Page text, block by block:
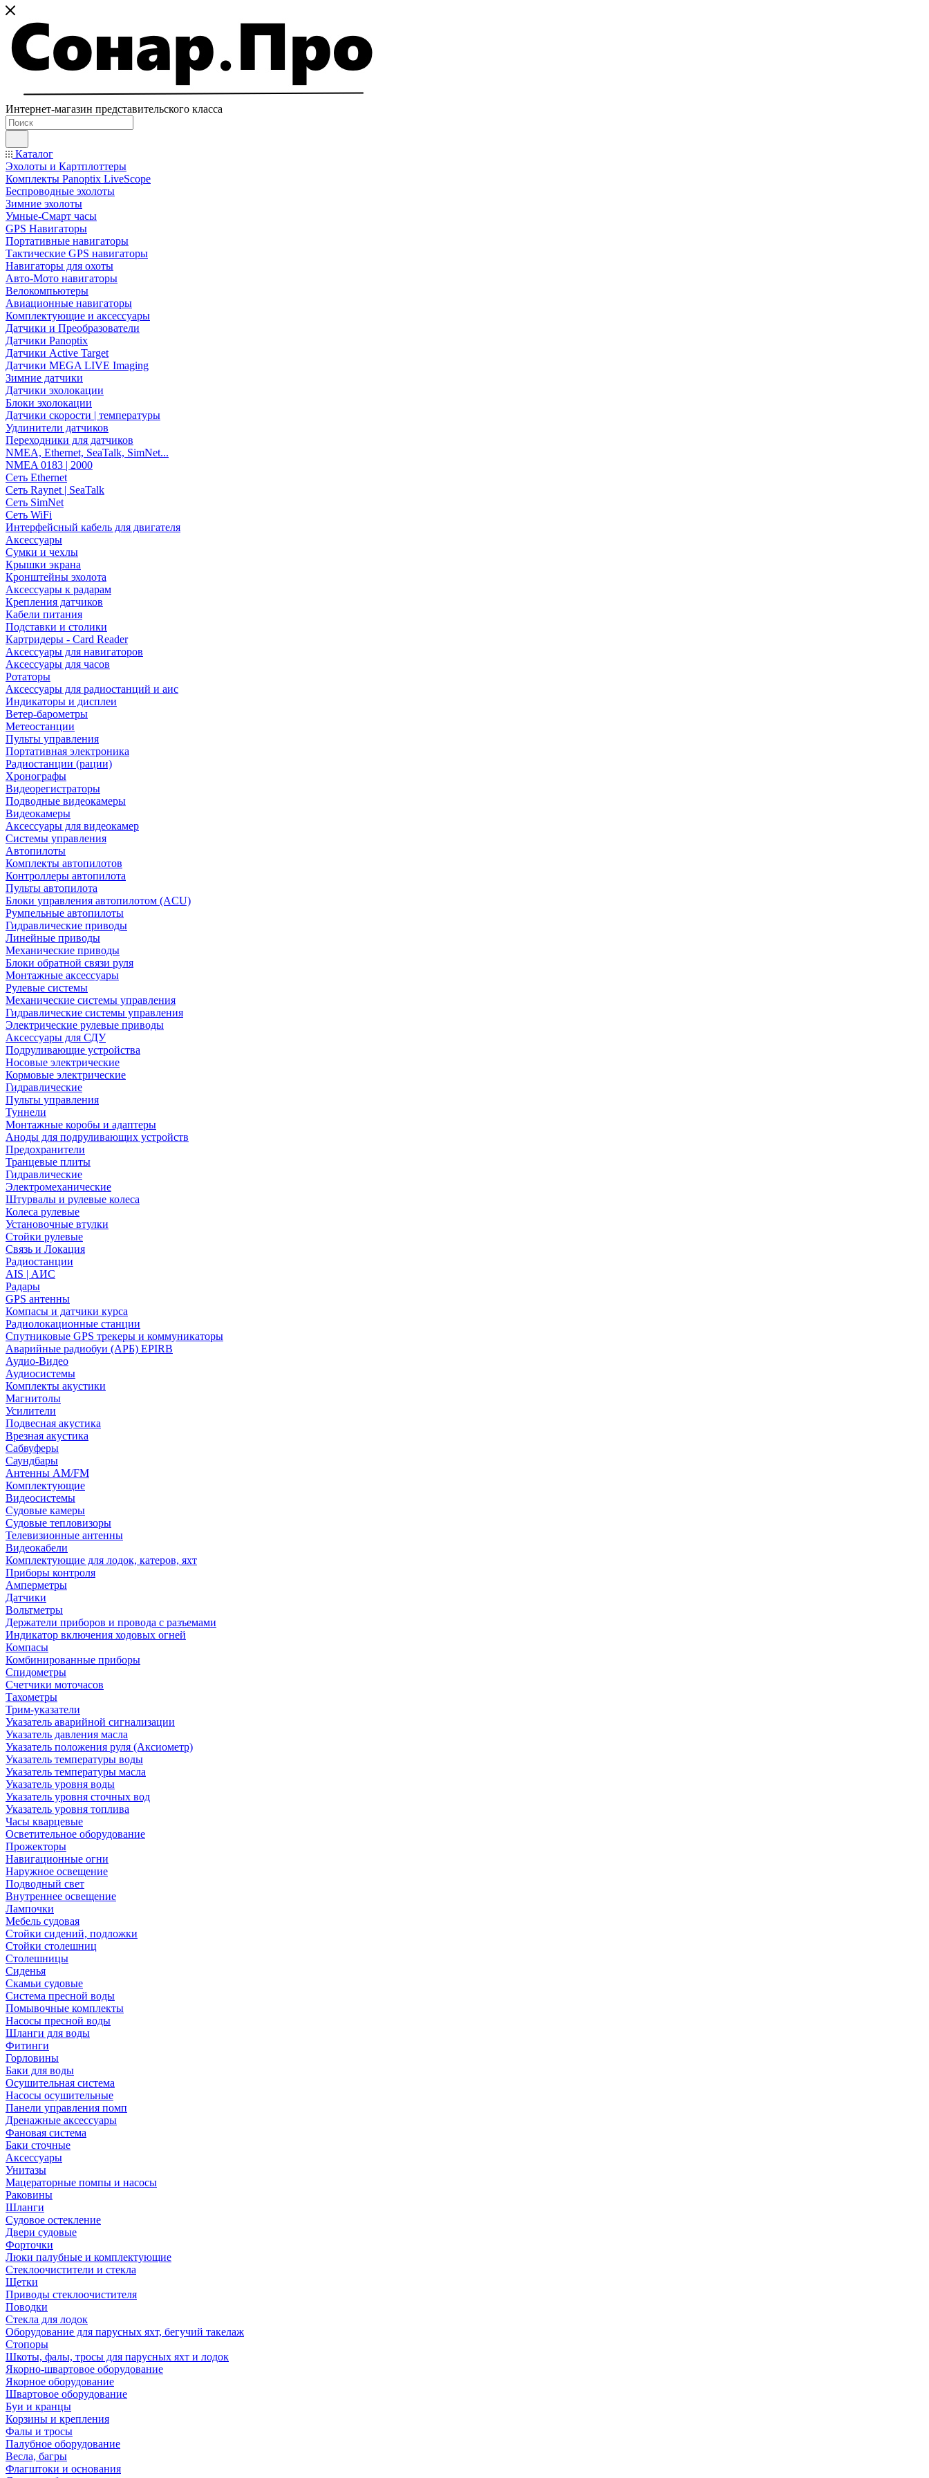
Интернет-магазин представительского класса
Каталог
Эхолоты и Картплоттеры
Комплекты Panoptix LiveScope
Беспроводные эхолоты
Зимние эхолоты
Умные-Смарт часы
GPS Навигаторы
Портативные навигаторы
Тактические GPS навигаторы
Навигаторы для охоты
Авто-Мото навигаторы
Велокомпьютеры
Авиационные навигаторы
Комплектующие и аксессуары
Датчики и Преобразователи
Датчики Panoptix
Датчики Active Target
Датчики MEGA LIVE Imaging
Зимние датчики
Датчики эхолокации
Блоки эхолокации
Датчики скорости | температуры
Удлинители датчиков
Переходники для датчиков
NMEA, Ethernet, SeaTalk, SimNet...
NMEA 0183 | 2000
Сеть Ethernet
Сеть Raynet | SeaTalk
Сеть SimNet
Сеть WiFi
Интерфейсный кабель для двигателя
Аксессуары
Сумки и чехлы
Крышки экрана
Кронштейны эхолота
Аксессуары к радарам
Крепления датчиков
Кабели питания
Подставки и столики
Картридеры - Card Reader
Аксессуары для навигаторов
Аксессуары для часов
Ротаторы
Аксессуары для радиостанций и аис
Индикаторы и дисплеи
Ветер-барометры
Метеостанции
Пульты управления
Портативная электроника
Радиостанции (рации)
Хронографы
Видеорегистраторы
Подводные видеокамеры
Видеокамеры
Аксессуары для видеокамер
Системы управления
Автопилоты
Комплекты автопилотов
Контроллеры автопилота
Пульты автопилота
Блоки управления автопилотом (ACU)
Румпельные автопилоты
Гидравлические приводы
Линейные приводы
Механические приводы
Блоки обратной связи руля
Монтажные аксессуары
Рулевые системы
Механические системы управления
Гидравлические системы управления
Электрические рулевые приводы
Аксессуары для СДУ
Подруливающие устройства
Носовые электрические
Кормовые электрические
Гидравлические
Пульты управления
Туннели
Монтажные коробы и адаптеры
Аноды для подруливающих устройств
Предохранители
Транцевые плиты
Гидравлические
Электромеханические
Штурвалы и рулевые колеса
Колеса рулевые
Установочные втулки
Стойки рулевые
Связь и Локация
Радиостанции
AIS | АИС
Радары
GPS антенны
Компасы и датчики курса
Радиолокационные станции
Спутниковые GPS трекеры и коммуникаторы
Аварийные радиобуи (АРБ) EPIRB
Аудио-Видео
Аудиосистемы
Комплекты акустики
Магнитолы
Усилители
Подвесная акустика
Врезная акустика
Сабвуферы
Саундбары
Антенны AM/FM
Комплектующие
Видеосистемы
Судовые камеры
Cудовые тепловизоры
Телевизионные антенны
Видеокабели
Комплектующие для лодок, катеров, яхт
Приборы контроля
Амперметры
Датчики
Вольтметры
Держатели приборов и провода с разъемами
Индикатор включения ходовых огней
Компасы
Комбинированные приборы
Спидометры
Счетчики моточасов
Тахометры
Трим-указатели
Указатель аварийной сигнализации
Указатель давления масла
Указатель положения руля (Аксиометр)
Указатель температуры воды
Указатель температуры масла
Указатель уровня воды
Указатель уровня сточных вод
Указатель уровня топлива
Часы кварцевые
Осветительное оборудование
Прожекторы
Навигационные огни
Наружное освещение
Подводный свет
Внутреннее освещение
Лампочки
Мебель судовая
Стойки сидений, подложки
Стойки столешниц
Столешницы
Сиденья
Скамьи судовые
Система пресной воды
Помывочные комплекты
Насосы пресной воды
Шланги для воды
Фитинги
Горловины
Баки для воды
Осушительная система
Насосы осушительные
Панели управления помп
Дренажные аксессуары
Фановая система
Баки сточные
Аксессуары
Унитазы
Мацераторные помпы и насосы
Раковины
Шланги
Судовое остекление
Двери судовые
Форточки
Люки палубные и комплектующие
Стеклоочистители и стекла
Щетки
Приводы стеклоочистителя
Поводки
Стекла для лодок
Оборудование для парусных яхт, бегучий такелаж
Стопоры
Шкоты, фалы, тросы для парусных яхт и лодок
Якорно-швартовое оборудование
Якорное оборудование
Швартовое оборудование
Буи и кранцы
Корзины и крепления
Фалы и тросы
Палубное оборудование
Весла, багры
Флагштоки и основания